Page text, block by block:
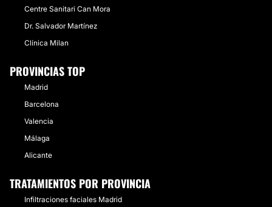
Centre Sanitari Can Mora
Dr. Salvador Martínez
Clínica Milan
PROVINCIAS TOP
Madrid
Barcelona
Valencia
Málaga
Alicante
TRATAMIENTOS POR PROVINCIA
Infiltraciones faciales Madrid